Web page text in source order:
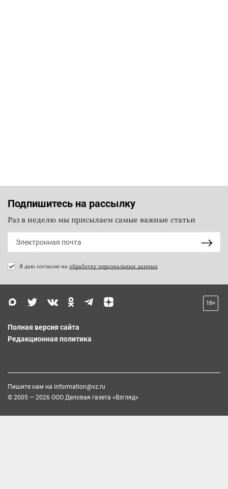
Подпишитесь на рассылку
Раз в неделю мы присылаем самые важные статьи
Я даю согласие на обработку персональных данных
18+
Полная версия сайта
Редакционная политика
Пишите нам на information@vz.ru
© 2005 — 2026 ООО Деловая газета «Взгляд»